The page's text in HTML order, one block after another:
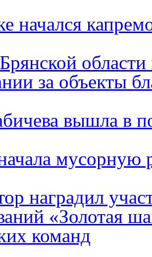
начался
области
за объекты
вышла в
мусорную
наградил
«Золотая
команд